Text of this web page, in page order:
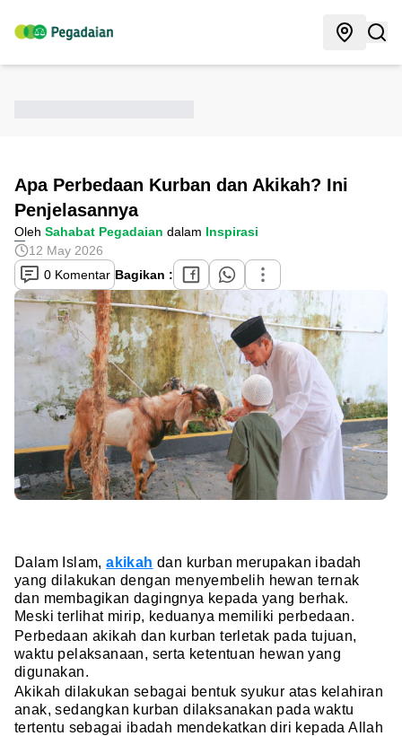
Apa Perbedaan Kurban dan Akikah? Ini
Penjelasannya
Oleh Sahabat Pegadaian dalam Inspirasi
12 May 2026
0 Komentar Bagikan :
Dalam Islam,akikah dan kurban merupakan ibadah
yang dilakukan dengan menyembelih hewan ternak
dan membagikan dagingnya kepada yang berhak.
Meski terlihat mirip, keduanya memiliki perbedaan.
Perbedaan akikah dan kurban terletak pada tujuan,
waktu pelaksanaan, serta ketentuan hewan yang
digunakan.
Akikah dilakukan sebagai bentuk syukur atas kelahiran
anak, sedangkan kurban dilaksanakan pada waktu
tertentu sebagai ibadah mendekatkan diri kepada Allah